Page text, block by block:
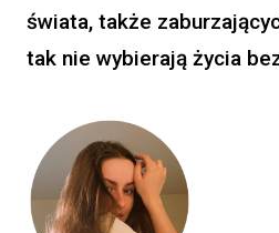
świata, także
tak nie wybierają życia